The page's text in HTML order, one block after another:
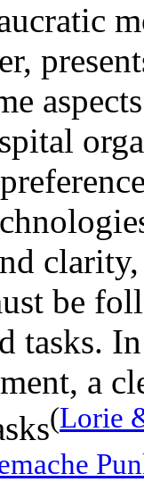
be
tasks.
a
(Lorie